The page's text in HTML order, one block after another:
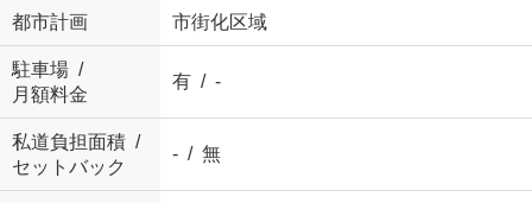
都市計画 市街化区域
駐車場 /
月額料金
有 / -
私道負担面積 /
セットバック
- / 無